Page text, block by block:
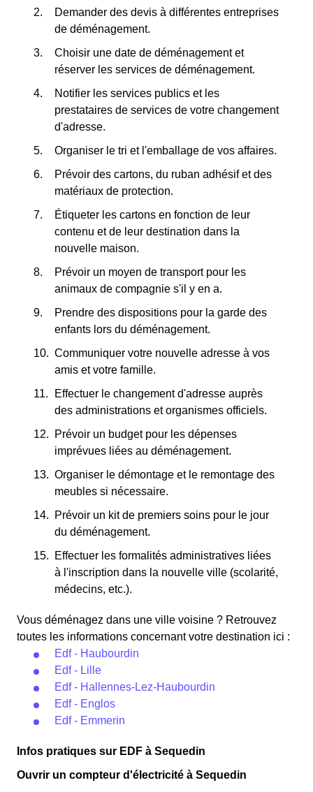
Demander des devis à différentes entreprises
de déménagement.
Choisir une date de déménagement et
réserver les services de déménagement.
Notifier les services publics et les
prestataires de services de votre changement
d'adresse.
Organiser le tri et l'emballage de vos affaires.
Prévoir des cartons, du ruban adhésif et des
matériaux de protection.
Étiqueter les cartons en fonction de leur
contenu et de leur destination dans la
nouvelle maison.
Prévoir un moyen de transport pour les
animaux de compagnie s'il y en a.
Prendre des dispositions pour la garde des
enfants lors du déménagement.
Communiquer votre nouvelle adresse à vos
amis et votre famille.
Effectuer le changement d'adresse auprès
des administrations et organismes officiels.
Prévoir un budget pour les dépenses
imprévues liées au déménagement.
Organiser le démontage et le remontage des
meubles si nécessaire.
Prévoir un kit de premiers soins pour le jour
du déménagement.
Effectuer les formalités administratives liées
à l'inscription dans la nouvelle ville (scolarité,
médecins, etc.).
Vous déménagez dans une ville voisine ? Retrouvez
toutes les informations concernant votre destination ici :
Edf - Haubourdin
Edf - Lille
Edf - Hallennes-Lez-Haubourdin
Edf - Englos
Edf - Emmerin
Infos pratiques sur EDF à Sequedin
Ouvrir un compteur d'électricité à Sequedin